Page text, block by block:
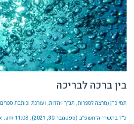
בין ברכה לבריכה
תמי כהן (מרצה לספרות, תנ"ך ויהדות, ועורכת וכותבת
כ״ד בתשרי ה׳תשפ״ב (ספטמבר 30, 2021) 11:08 am